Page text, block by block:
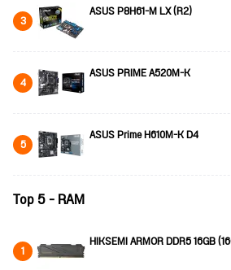
3 ASUS P8H61-M LX (R2)
4 ASUS PRIME A520M-K
5 ASUS Prime H610M-K D4
Top 5 - RAM
1 HIKSEMI ARMOR DDR5 16GB